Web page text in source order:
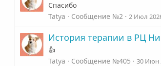
Спасибо
Tatya
Сообщение №2 2 Июл
История терапии в РЦ
👍
Tatya
Сообщение №405 30 Июн